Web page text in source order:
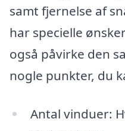
samt fjernelse af
har specielle
også påvirke den
nogle punkter, du
Antal vinduer: